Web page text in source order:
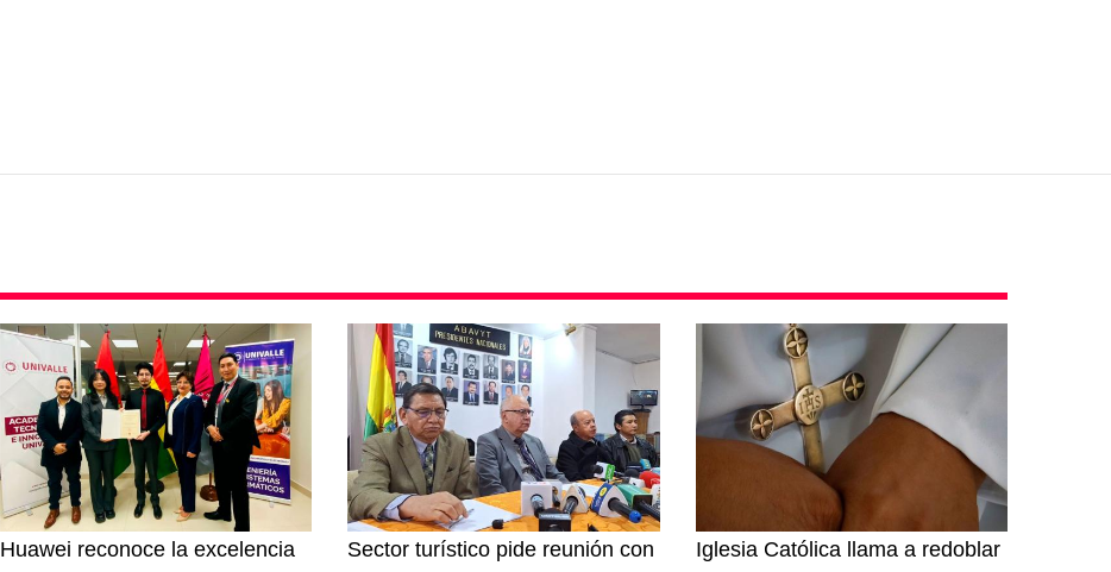
Huawei reconoce la excelencia
Sector turístico pide reunión con
Iglesia Católica llama a redoblar